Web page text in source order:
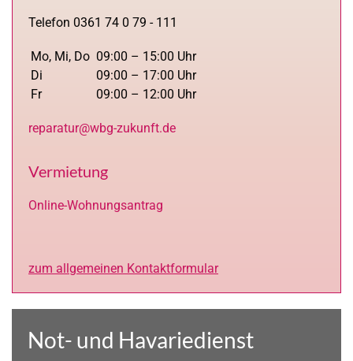
Telefon 0361 74 0 79 - 111
Mo, Mi, Do 09:00 – 15:00 Uhr
Di
09:00 – 17:00 Uhr
Fr
09:00 – 12:00 Uhr
reparatur@wbg-zukunft.de
Vermietung
Online-Wohnungsantrag
zum allgemeinen Kontaktformular
Not- und Havariedienst